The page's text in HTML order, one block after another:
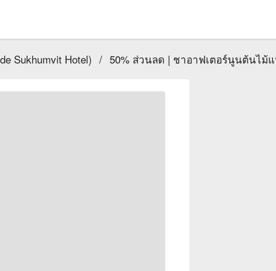
Sukhumvit Hotel) / 50% ส่วนลด | ชาอาฟเตอร์นูนต้นไม้